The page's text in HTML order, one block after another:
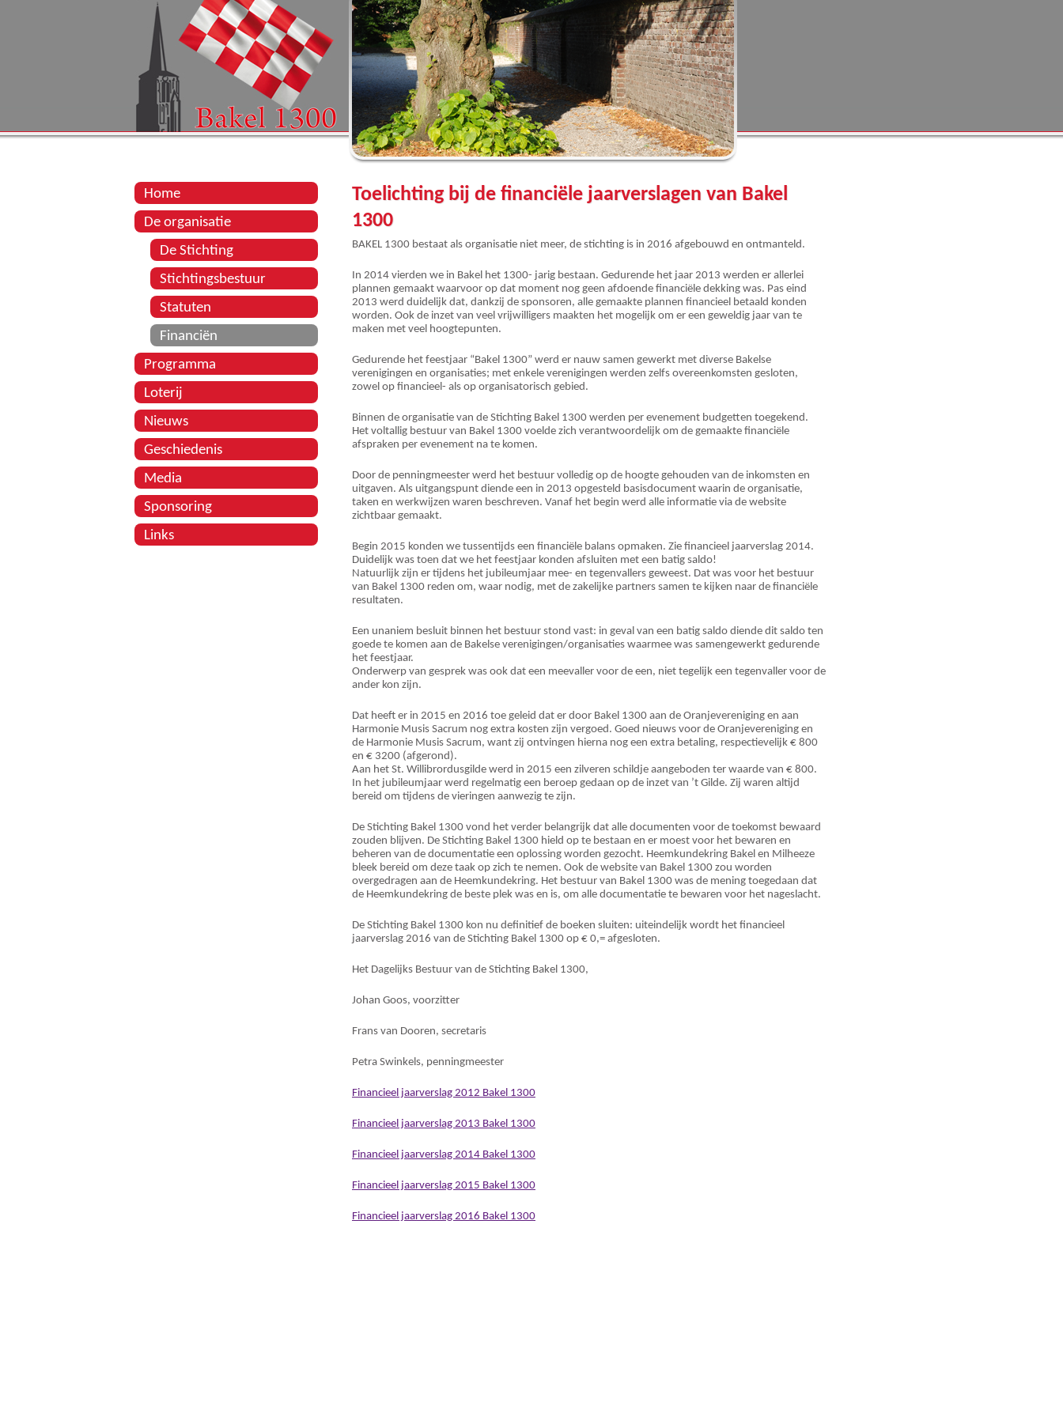
Home
De organisatie
De Stichting
Stichtingsbestuur
Statuten
Financiën
Programma
Loterij
Nieuws
Geschiedenis
Media
Sponsoring
Links
Toelichting bij de financiële jaarverslagen van Bakel
1300
BAKEL 1300 bestaat als organisatie niet meer, de stichting is in 2016 afgebouwd en ontmanteld.
In 2014 vierden we in Bakel het 1300- jarig bestaan. Gedurende het jaar 2013 werden er allerlei
plannen gemaakt waarvoor op dat moment nog geen afdoende financiële dekking was. Pas eind
2013 werd duidelijk dat, dankzij de sponsoren, alle gemaakte plannen financieel betaald konden
worden. Ook de inzet van veel vrijwilligers maakten het mogelijk om er een geweldig jaar van te
maken met veel hoogtepunten.
Gedurende het feestjaar “Bakel 1300” werd er nauw samen gewerkt met diverse Bakelse
verenigingen en organisaties; met enkele verenigingen werden zelfs overeenkomsten gesloten,
zowel op financieel- als op organisatorisch gebied.
Binnen de organisatie van de Stichting Bakel 1300 werden per evenement budgetten toegekend.
Het voltallig bestuur van Bakel 1300 voelde zich verantwoordelijk om de gemaakte financiële
afspraken per evenement na te komen.
Door de penningmeester werd het bestuur volledig op de hoogte gehouden van de inkomsten en
uitgaven. Als uitgangspunt diende een in 2013 opgesteld basisdocument waarin de organisatie,
taken en werkwijzen waren beschreven. Vanaf het begin werd alle informatie via de website
zichtbaar gemaakt.
Begin 2015 konden we tussentijds een financiële balans opmaken. Zie financieel jaarverslag 2014.
Duidelijk was toen dat we het feestjaar konden afsluiten met een batig saldo!
Natuurlijk zijn er tijdens het jubileumjaar mee- en tegenvallers geweest. Dat was voor het bestuur
van Bakel 1300 reden om, waar nodig, met de zakelijke partners samen te kijken naar de financiële
resultaten.
Een unaniem besluit binnen het bestuur stond vast: in geval van een batig saldo diende dit saldo ten
goede te komen aan de Bakelse verenigingen/organisaties waarmee was samengewerkt gedurende
het feestjaar.
Onderwerp van gesprek was ook dat een meevaller voor de een, niet tegelijk een tegenvaller voor de
ander kon zijn.
Dat heeft er in 2015 en 2016 toe geleid dat er door Bakel 1300 aan de Oranjevereniging en aan
Harmonie Musis Sacrum nog extra kosten zijn vergoed. Goed nieuws voor de Oranjevereniging en
de Harmonie Musis Sacrum, want zij ontvingen hierna nog een extra betaling, respectievelijk € 800
en € 3200 (afgerond).
Aan het St. Willibrordusgilde werd in 2015 een zilveren schildje aangeboden ter waarde van € 800.
In het jubileumjaar werd regelmatig een beroep gedaan op de inzet van ’t Gilde. Zij waren altijd
bereid om tijdens de vieringen aanwezig te zijn.
De Stichting Bakel 1300 vond het verder belangrijk dat alle documenten voor de toekomst bewaard
zouden blijven. De Stichting Bakel 1300 hield op te bestaan en er moest voor het bewaren en
beheren van de documentatie een oplossing worden gezocht. Heemkundekring Bakel en Milheeze
bleek bereid om deze taak op zich te nemen. Ook de website van Bakel 1300 zou worden
overgedragen aan de Heemkundekring. Het bestuur van Bakel 1300 was de mening toegedaan dat
de Heemkundekring de beste plek was en is, om alle documentatie te bewaren voor het nageslacht.
De Stichting Bakel 1300 kon nu definitief de boeken sluiten: uiteindelijk wordt het financieel
jaarverslag 2016 van de Stichting Bakel 1300 op € 0,= afgesloten.
Het Dagelijks Bestuur van de Stichting Bakel 1300,
Johan Goos, voorzitter
Frans van Dooren, secretaris
Petra Swinkels, penningmeester
Financieel jaarverslag 2012 Bakel 1300
Financieel jaarverslag 2013 Bakel 1300
Financieel jaarverslag 2014 Bakel 1300
Financieel jaarverslag 2015 Bakel 1300
Financieel jaarverslag 2016 Bakel 1300